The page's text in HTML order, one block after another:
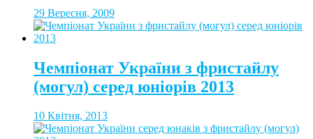
29 Вересня, 2009
Чемпіонат України з фристайлу
(могул) серед юніорів 2013
10 Квітня, 2013